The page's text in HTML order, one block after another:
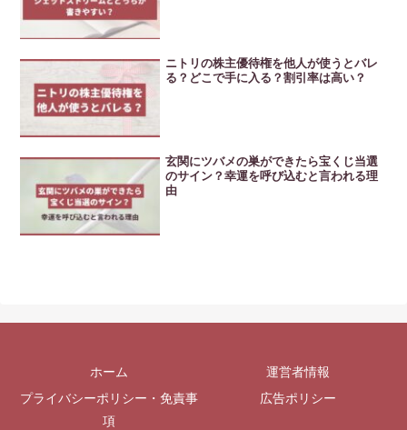
ニトリの株主優待権を他人が使うとバレ
る？どこで手に入る？割引率は高い？
玄関にツバメの巣ができたら宝くじ当選
のサイン？幸運を呼び込むと言われる理
由
ホーム
運営者情報
プライバシーポリシー・免責事
項
広告ポリシー